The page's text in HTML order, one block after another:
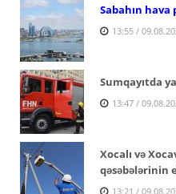
Sabahın hava
13:55 /
Sumqayıtda
13:47 /
Xocalı və
qəsəbələrinin
13:21 /